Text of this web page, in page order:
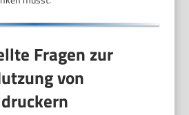
Fragen zur
von